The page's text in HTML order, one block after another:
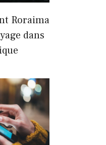
Roraima
dans